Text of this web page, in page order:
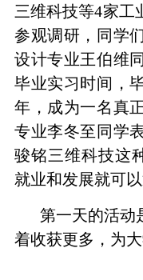
三维科技等4家工
参观调研，同学
设计专业王伯维
毕业实习时间，
年，成为一名真
专业李冬至同学
骏铭三维科技这
就业和发展就可以
第一天的活动
着收获更多，为